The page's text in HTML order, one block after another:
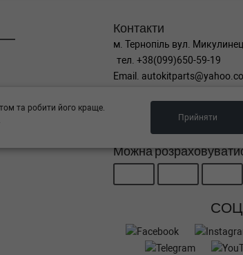
Контакти
м. Тернопіль вул.
тел. +38(099)650-59-19
Email.
Графік роботи
пн-пт з 9:00 до 17:00, сб -
Можна
та робити його краще.
Прийняти